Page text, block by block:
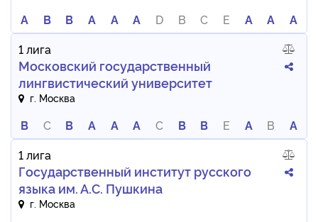
A B B A A A D B C E A A
A
1 лига
Московский государственный
лингвистический университет
г. Москва
B C B A A A C B B E A B
A
1 лига
Государственный институт русского
языка им. А.С. Пушкина
г. Москва